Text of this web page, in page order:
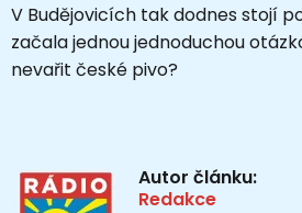
V Budějovicích tak dodnes stojí
začala jednou jednoduchou
nevařit české pivo?
Autor článku:
Redakce